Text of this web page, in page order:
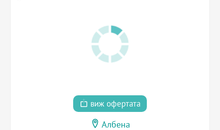
виж офертата
Албена